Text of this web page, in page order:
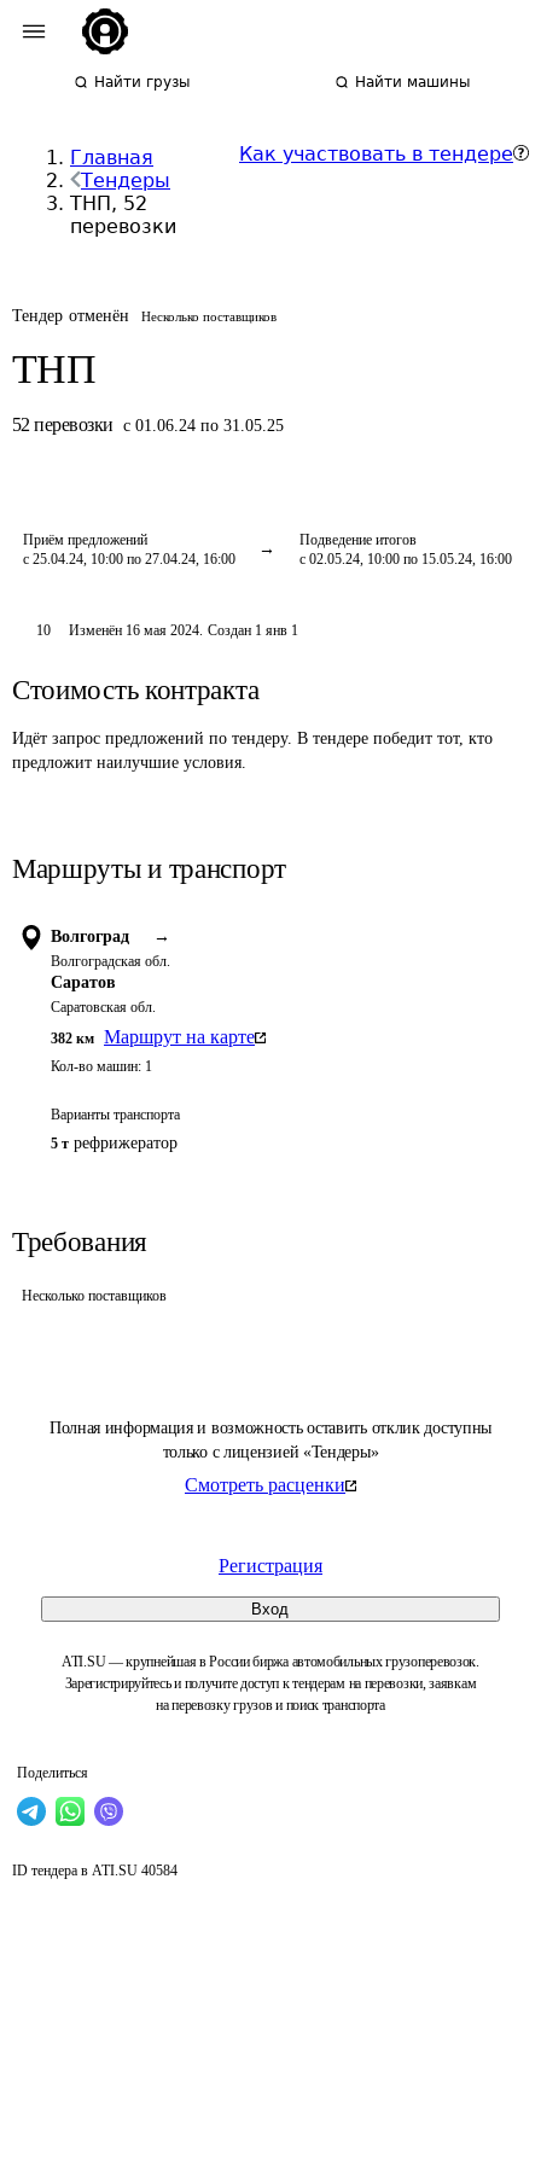
Найти грузы Найти машины
Главная
Тендеры
ТНП, 52
перевозки
Как участвовать в тендере
Тендер отменён Несколько поставщиков
ТНП
52 перевозки с 01.06.24 по 31.05.25
Приём предложений
с 25.04.24, 10:00 по 27.04.24, 16:00
Подведение итогов
с 02.05.24, 10:00 по 15.05.24, 16:00
Полная информация и возможность оставить отклик доступны
только с лицензией «Тендеры»
Смотреть расценки
Регистрация
Вход
ATI.SU — крупнейшая в России биржа автомобильных грузоперевозок.
Зарегистрируйтесь и получите доступ к тендерам на перевозки, заявкам
на перевозку грузов и поиск транспорта
Поделиться
10 Изменён 16 мая 2024. Создан 1 янв 1
Стоимость контракта
Идёт запрос предложений по тендеру. В тендере победит тот, кто
предложит наилучшие условия.
Маршруты и транспорт
Волгоград →
Волгоградская обл.
Саратов
Саратовская обл.
382 км Маршрут на карте
Кол-во машин: 1
Варианты транспорта
5 т рефрижератор
Требования
Несколько поставщиков
ID тендера в ATI.SU 40584